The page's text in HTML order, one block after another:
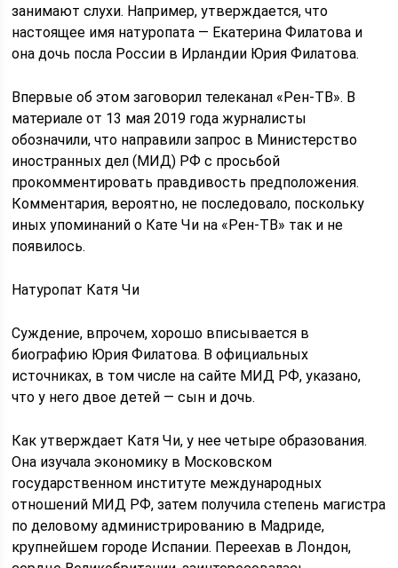
занимают слухи. Например, утверждается, что
настоящее имя натуропата — Екатерина Филатова и
она дочь посла России в Ирландии Юрия Филатова.
Впервые об этом заговорил телеканал «Рен-ТВ». В
материале от 13 мая 2019 года журналисты
обозначили, что направили запрос в Министерство
иностранных дел (МИД) РФ с просьбой
прокомментировать правдивость предположения.
Комментария, вероятно, не последовало, поскольку
иных упоминаний о Кате Чи на «Рен-ТВ» так и не
появилось.
Натуропат Катя Чи
Суждение, впрочем, хорошо вписывается в
биографию Юрия Филатова. В официальных
источниках, в том числе на сайте МИД РФ, указано,
что у него двое детей — сын и дочь.
Как утверждает Катя Чи, у нее четыре образования.
Она изучала экономику в Московском
государственном институте международных
отношений МИД РФ, затем получила степень магистра
по деловому администрированию в Мадриде,
крупнейшем городе Испании. Переехав в Лондон,